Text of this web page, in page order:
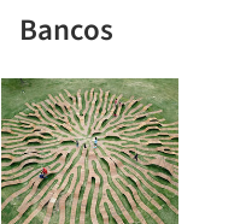
Bancos